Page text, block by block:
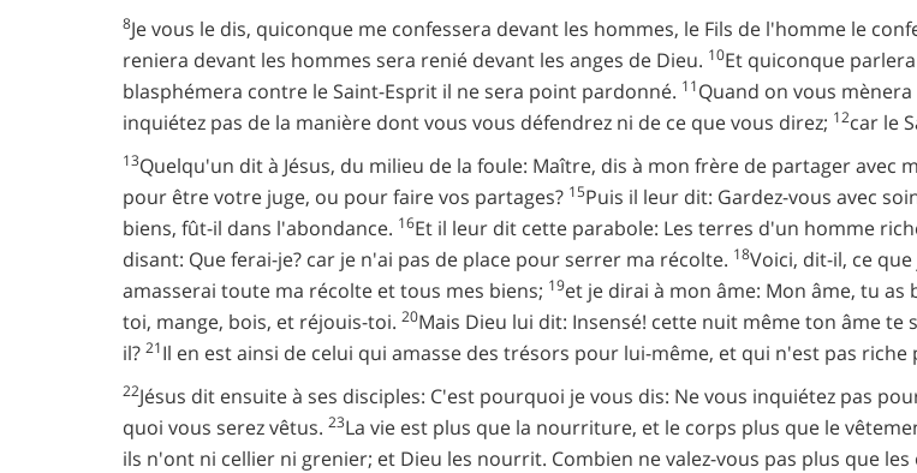
8Je vous le dis, quiconque me confessera devant les hommes, le Fils de l'homme le
reniera devant les hommes sera renié devant les anges de Dieu. 10Et quiconque
blasphémera contre le Saint-Esprit il ne sera point pardonné. 11Quand on vous
inquiétez pas de la manière dont vous vous défendrez ni de ce que vous direz; 12car le
13Quelqu'un dit à Jésus, du milieu de la foule: Maître, dis à mon frère de partager avec
pour être votre juge, ou pour faire vos partages? 15Puis il leur dit: Gardez-vous avec
biens, fût-il dans l'abondance. 16Et il leur dit cette parabole: Les terres d'un homme
disant: Que ferai-je? car je n'ai pas de place pour serrer ma récolte. 18Voici, dit-il, ce
amasserai toute ma récolte et tous mes biens; 19et je dirai à mon âme: Mon âme, tu
toi, mange, bois, et réjouis-toi. 20Mais Dieu lui dit: Insensé! cette nuit même ton âme
il? 21Il en est ainsi de celui qui amasse des trésors pour lui-même, et qui n'est pas riche
22Jésus dit ensuite à ses disciples: C'est pourquoi je vous dis: Ne vous inquiétez pas
quoi vous serez vêtus. 23La vie est plus que la nourriture, et le corps plus que le
ils n'ont ni cellier ni grenier; et Dieu les nourrit. Combien ne valez-vous pas plus que les